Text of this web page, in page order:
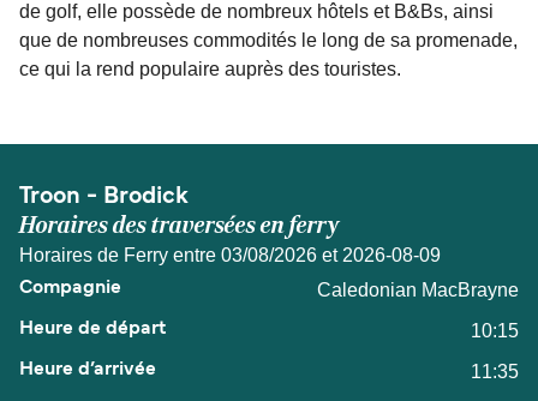
de golf, elle possède de nombreux hôtels et B&Bs, ainsi
que de nombreuses commodités le long de sa promenade,
ce qui la rend populaire auprès des touristes.
Troon - Brodick
Horaires des traversées en ferry
Horaires de Ferry entre 03/08/2026 et 2026-08-09
Caledonian MacBrayne
10:15
11:35